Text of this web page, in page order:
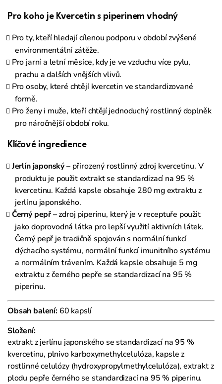
Pro koho je Kvercetin s piperinem vhodný
Pro ty, kteří hledají cílenou podporu v období zvýšené
environmentální zátěže.
Pro jarní a letní měsíce, kdy je ve vzduchu více pylu,
prachu a dalších vnějších vlivů.
Pro osoby, které chtějí kvercetin ve standardizované
formě.
Pro ženy i muže, kteří chtějí jednoduchý rostlinný doplněk
pro náročnější období roku.
Klíčové ingredience
Jerlín japonský– přirozený rostlinný zdroj kvercetinu. V
produktu je použit extrakt se standardizací na 95 %
kvercetinu. Každá kapsle obsahuje 280 mg extraktu z
jerlínu japonského.
Černý pepř– zdroj piperinu, který je v receptuře použit
jako doprovodná látka pro lepší využití aktivních látek.
Černý pepř je tradičně spojován s normální funkcí
dýchacího systému, normální funkcí imunitního systému
a normálním trávením. Každá kapsle obsahuje 5 mg
extraktu z černého pepře se standardizací na 95 %
piperinu.
Obsah balení:60 kapslí
Složení:
extrakt z jerlínu japonského se standardizací na 95 %
kvercetinu, plnivo karboxymethylcelulóza, kapsle z
rostlinné celulózy (hydroxypropylmethylcelulóza), extrakt z
plodu pepře černého se standardizací na 95 % piperinu.